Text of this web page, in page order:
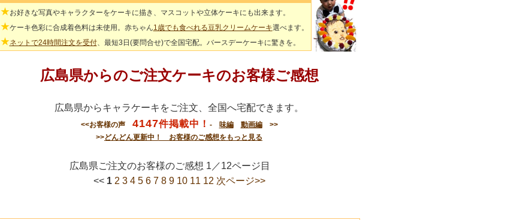
★お好きな写真やキャラクターをケーキに描き、マスコットや立体ケーキにも出来ます。
★ケーキ色彩に合成着色料は未使用。赤ちゃん1歳でも食べれる豆乳クリームケーキ選べます。
★ネットで24時間注文を受付、最短3日(要問合せ)で全国宅配。バースデーケーキに驚きを。
広島県からのご注文ケーキのお客様ご感想
広島県からキャラケーキをご注文、全国へ宅配できます。
<<お客様の声 4147件掲載中！ - 味編 動画編>>
>>どんどん更新中！ お客様のご感想をもっと見る
広島県ご注文のお客様のご感想 1／12ページ目
<< 1 2 3 4 5 6 7 8 9 10 11 12 次ページ>>